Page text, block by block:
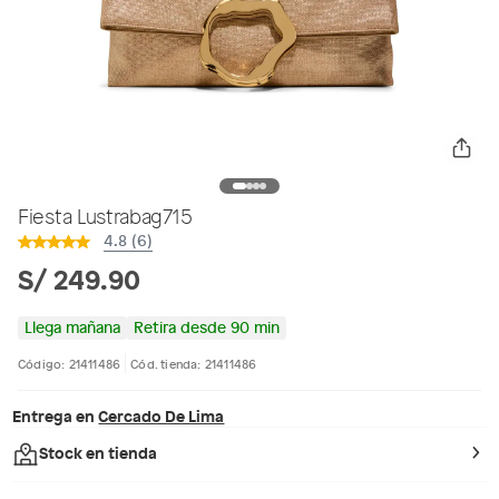
Fiesta Lustrabag715
4.8 (6)
S/ 249.90
Llega mañana Retira desde 90 min
Código: 21411486 Cód. tienda: 21411486
Entrega en Cercado De Lima
Stock en tienda